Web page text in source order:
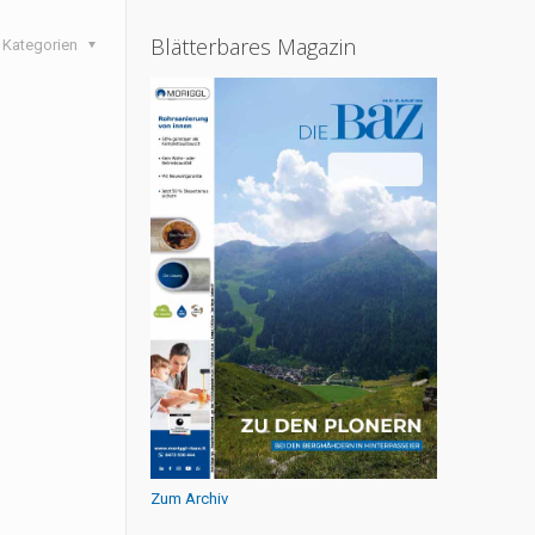
Kategorien Blätterbares Magazin
Zum Archiv